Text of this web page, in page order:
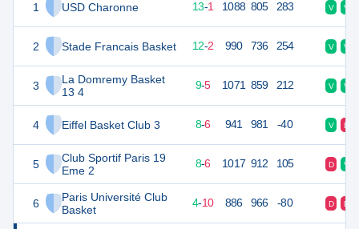
1 USD Charonne
2 Stade Francais Basket
3
La Domremy Basket
13 4
4 Eiffel Basket Club 3
5
Club Sportif Paris 19
Eme 2
6
Paris Université Club
Basket
13-1 1088 805 283 V V
26 14 12-2 990 736 254 V V
23 9-5 1071 859 212 V V
22 8-6 941 981 -40 V D
22 8-6 1017 912 105 D V
18 14 4-10 886 966 -80 D D